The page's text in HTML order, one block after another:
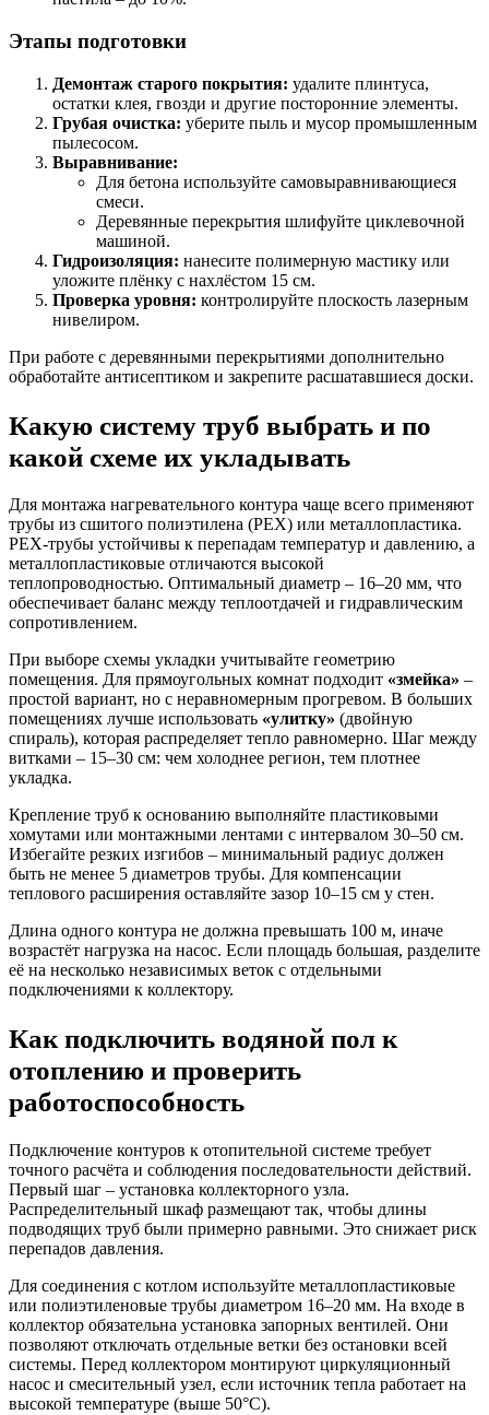
Этапы подготовки
Демонтаж старого покрытия: удалите плинтуса,
остатки клея, гвозди и другие посторонние элементы.
Грубая очистка: уберите пыль и мусор промышленным
пылесосом.
Выравнивание:
Для бетона используйте самовыравнивающиеся
смеси.
Деревянные перекрытия шлифуйте циклевочной
машиной.
Гидроизоляция: нанесите полимерную мастику или
уложите плёнку с нахлёстом 15 см.
Проверка уровня: контролируйте плоскость лазерным
нивелиром.
При работе с деревянными перекрытиями дополнительно
обработайте антисептиком и закрепите расшатавшиеся доски.
Какую систему труб выбрать и по
какой схеме их укладывать
Для монтажа нагревательного контура чаще всего применяют
трубы из сшитого полиэтилена (PEX) или металлопластика.
PEX-трубы устойчивы к перепадам температур и давлению, а
металлопластиковые отличаются высокой
теплопроводностью. Оптимальный диаметр – 16–20 мм, что
обеспечивает баланс между теплоотдачей и гидравлическим
сопротивлением.
При выборе схемы укладки учитывайте геометрию
помещения. Для прямоугольных комнат подходит «змейка» –
простой вариант, но с неравномерным прогревом. В больших
помещениях лучше использовать «улитку» (двойную
спираль), которая распределяет тепло равномерно. Шаг между
витками – 15–30 см: чем холоднее регион, тем плотнее
укладка.
Крепление труб к основанию выполняйте пластиковыми
хомутами или монтажными лентами с интервалом 30–50 см.
Избегайте резких изгибов – минимальный радиус должен
быть не менее 5 диаметров трубы. Для компенсации
теплового расширения оставляйте зазор 10–15 см у стен.
Длина одного контура не должна превышать 100 м, иначе
возрастёт нагрузка на насос. Если площадь большая, разделите
её на несколько независимых веток с отдельными
подключениями к коллектору.
Как подключить водяной пол к
отоплению и проверить
работоспособность
Подключение контуров к отопительной системе требует
точного расчёта и соблюдения последовательности действий.
Первый шаг – установка коллекторного узла.
Распределительный шкаф размещают так, чтобы длины
подводящих труб были примерно равными. Это снижает риск
перепадов давления.
Для соединения с котлом используйте металлопластиковые
или полиэтиленовые трубы диаметром 16–20 мм. На входе в
коллектор обязательна установка запорных вентилей. Они
позволяют отключать отдельные ветки без остановки всей
системы. Перед коллектором монтируют циркуляционный
насос и смесительный узел, если источник тепла работает на
высокой температуре (выше 50°C).